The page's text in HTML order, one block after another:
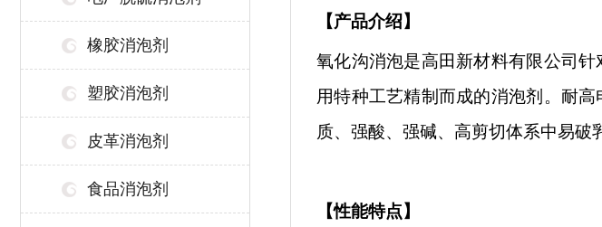
橡胶消泡剂
塑胶消泡剂
皮革消泡剂
食品消泡剂
【产品介绍】
氧化沟消泡是高田新材料有限公司
用特种工艺精制而成的消泡剂。耐
质、强酸、强碱、高剪切体系中易破
【性能特点】